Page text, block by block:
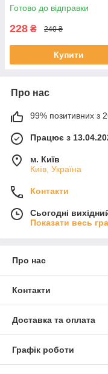
Готово до відправки
228 ₴ 240 ₴
Купити
Про нас
99% позитивних з
Працює з
м. Київ
Київ, Україна
Контакти
Сьогодні
Показати весь
Про нас
Контакти
Доставка та оплата
Графік роботи